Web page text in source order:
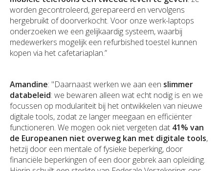
worden gecontroleerd, gerepareerd en vervolgens
hergebruikt of doorverkocht. Voor onze werk-laptops
onderzoeken we een gelijkaardig systeem, waarbij
medewerkers mogelijk een refurbished toestel kunnen
kopen via het cafetariaplan.”
Amandine: "Daarnaast werken we aan een slimmer
databeleid: we bewaren alleen wat echt nodig is en we
focussen op modulariteit bij het ontwikkelen van nieuwe
digitale tools, zodat ze langer meegaan en efficiënter
functioneren. We mogen ook niet vergeten dat 41% van
de Europeanen niet overweg kan met digitale tools,
hetzij door een mentale of fysieke beperking, door
financiële beperkingen of een door gebrek aan opleiding.